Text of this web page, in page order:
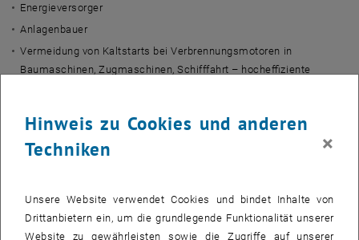
Energieversorger
Anlagenbauer
Vermeidung von Kaltstarts bei Verbrennungsmotoren in
Baumaschinen, Zugmaschinen, Schifffahrt – hocheffiziente
Flyerdownload
, öffnet in einem neuen Fenster
Hinweis zu Cookies und anderen
Techniken
×
Unsere Website verwendet Cookies und bindet Inhalte von
Drittanbietern ein, um die grundlegende Funktionalität unserer
Website zu gewährleisten sowie die Zugriffe auf unserer